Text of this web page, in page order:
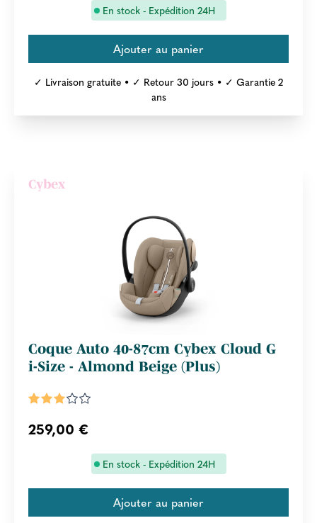
En stock - Expédition 24H
✓ Livraison gratuite • ✓ Retour 30 jours • ✓ Garantie 2
ans
Cybex
Coque Auto 40-87cm Cybex Cloud G
i-Size - Almond Beige (Plus)
259,00 €
En stock - Expédition 24H